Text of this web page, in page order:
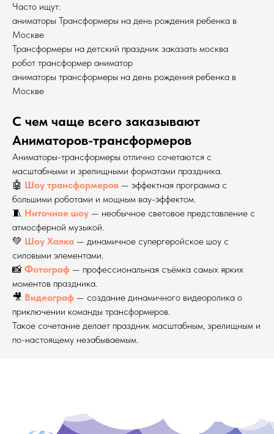
Часто ищут:
аниматоры Трансформеры на день рождения ребенка в
Москве
Трансформеры на детский праздник заказать москва
робот трансформер аниматор
аниматоры трансформеры на день рождения ребенка в
Москве
С чем чаще всего заказывают
Аниматоров-трансформеров
Аниматоры-трансформеры отлично сочетаются с
масштабными и зрелищными форматами праздника.
🤖 Шоу трансформеров — эффектная программа с
большими роботами и мощным вау-эффектом.
🧵 Ниточное шоу — необычное световое представление с
атмосферной музыкой.
💚 Шоу Халка — динамичное супергеройское шоу с
силовыми элементами.
📸 Фотограф — профессиональная съёмка самых ярких
моментов праздника.
🎥 Видеограф — создание динамичного видеоролика о
приключении команды трансформеров.
Такое сочетание делает праздник масштабным, зрелищным и
по-настоящему незабываемым.